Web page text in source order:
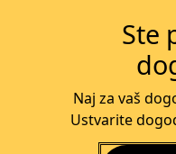
Ste
Naj za vaš
Ustvarite